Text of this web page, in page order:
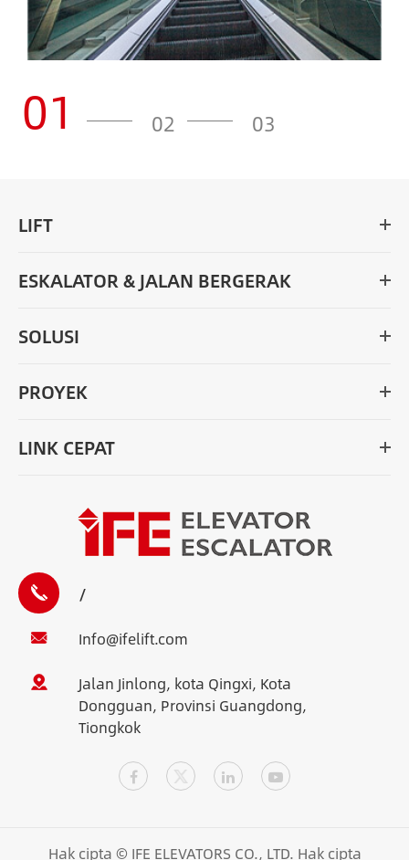
01 02 03
LIFT
ESKALATOR & JALAN BERGERAK
SOLUSI
PROYEK
LINK CEPAT
/
Info@ifelift.com
Jalan Jinlong, kota Qingxi, Kota
Dongguan, Provinsi Guangdong,
Tiongkok
Hak cipta © IFE ELEVATORS CO., LTD. Hak cipta